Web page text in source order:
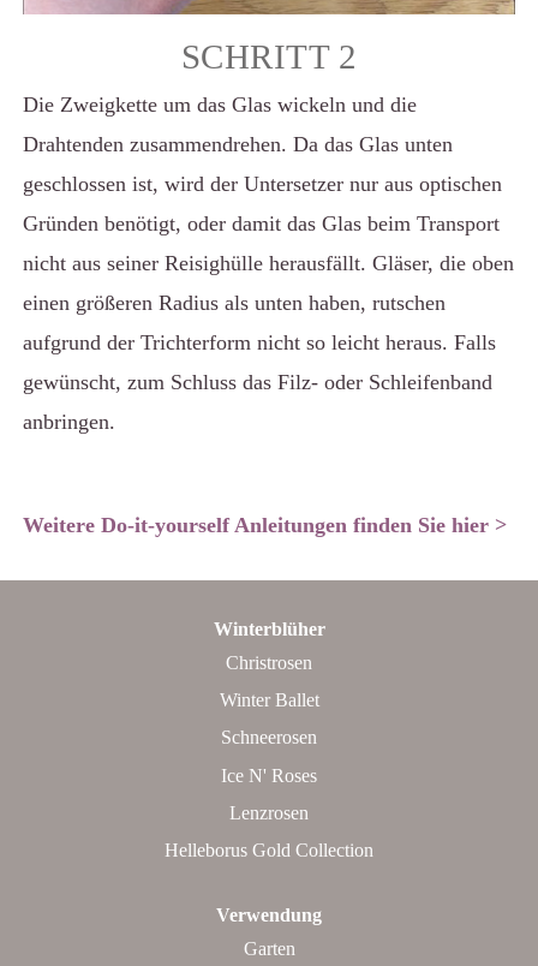
SCHRITT 2
Die Zweigkette um das Glas wickeln und die
Drahtenden zusammendrehen. Da das Glas unten
geschlossen ist, wird der Untersetzer nur aus optischen
Gründen benötigt, oder damit das Glas beim Transport
nicht aus seiner Reisighülle herausfällt. Gläser, die oben
einen größeren Radius als unten haben, rutschen
aufgrund der Trichterform nicht so leicht heraus. Falls
gewünscht, zum Schluss das Filz- oder Schleifenband
anbringen.
Weitere Do-it-yourself Anleitungen finden Sie hier >
Winterblüher
Christrosen
Winter Ballet
Schneerosen
Ice N' Roses
Lenzrosen
Helleborus Gold Collection
Verwendung
Garten